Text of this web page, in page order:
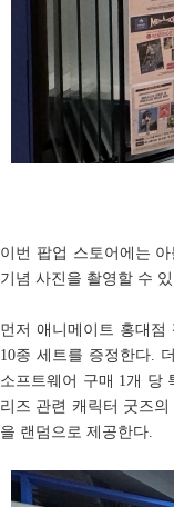
이번 팝업 스토어에는
기념 사진을 촬영할 수
먼저 애니메이트 홍대점
10종 세트를 증정한다.
소프트웨어 구매 1개 당
리즈 관련 캐릭터 굿즈
을 랜덤으로 제공한다.